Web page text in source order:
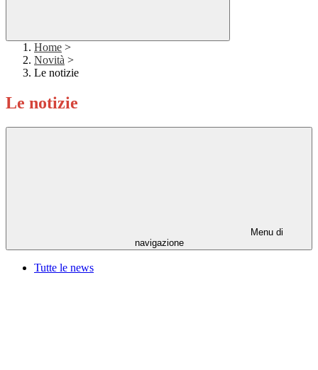
Home >
Novità >
Le notizie
Le notizie
Menu di
navigazione
Tutte le news